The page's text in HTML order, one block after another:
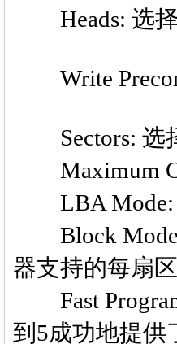
Heads: 选择
Write
Sectors: 选
Maximum
LBA Mode:
Block Mode:
器支持的每扇
Fast
到5成功地提供